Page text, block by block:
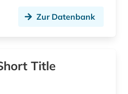
Zur Datenbank
Title